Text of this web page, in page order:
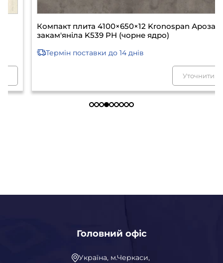
Компакт плита 4100×650×12 Kronospan Ароза
закам'яніла K539 PH (чорне ядро)
Термін поставкидо 14 днів
Уточнити
Головний офіс
Україна, м.Черкаси,